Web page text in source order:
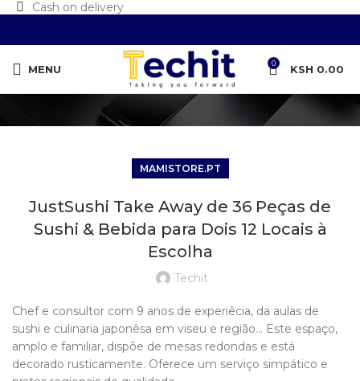
MENU 0 KSH 0.00
MAMISTORE.PT
JustSushi Take Away de 36 Peças de
Sushi & Bebida para Dois 12 Locais à
Escolha
Techit
Chef e consultor com 9 anos de experiêcia, da aulas de
sushi e culinaria japonêsa em viseu e região… Este espaço,
amplo e familiar, dispõe de mesas redondas e está
decorado rusticamente. Oferece um serviço simpático e
Cash on delivery